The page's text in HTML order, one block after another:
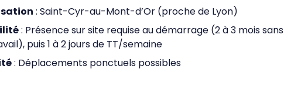
: Saint-Cyr-au-Mont-d’Or (proche de Lyon)
: Présence sur site requise au démarrage (2 à 3 mois sans
puis 1 à 2 jours de TT/semaine
: Déplacements ponctuels possibles